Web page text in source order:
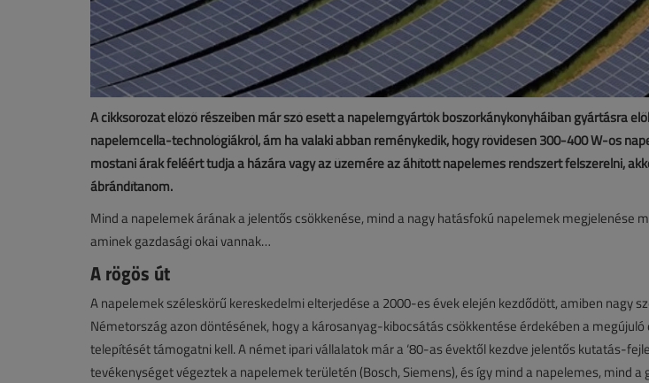
A cikksorozat előző részeiben már szó esett a napelemgyártók boszorkánykonyháiban gyártásra
napelemcella-technológiákról, ám ha valaki abban reménykedik, hogy rövidesen 300-400 W-os
mostani árak feléért tudja a házára vagy az üzemére az áhított napelemes rendszert felszerelni,
ábrándítanom.
Mind a napelemek árának a jelentős csökkenése, mind a nagy hatásfokú napelemek megjelenése
aminek gazdasági okai vannak…
A rögös út
A napelemek széleskörű kereskedelmi elterjedése a 2000-es évek elején kezdődött, amiben nagy
Németország azon döntésének, hogy a károsanyag-kibocsátás csökkentése érdekében a
telepítését támogatni kell. A német ipari vállalatok már a ‘80-as évektől kezdve jelentős kutatás-
tevékenységet végeztek a napelemek területén (Bosch, Siemens), és így mind a napelemes, mind a